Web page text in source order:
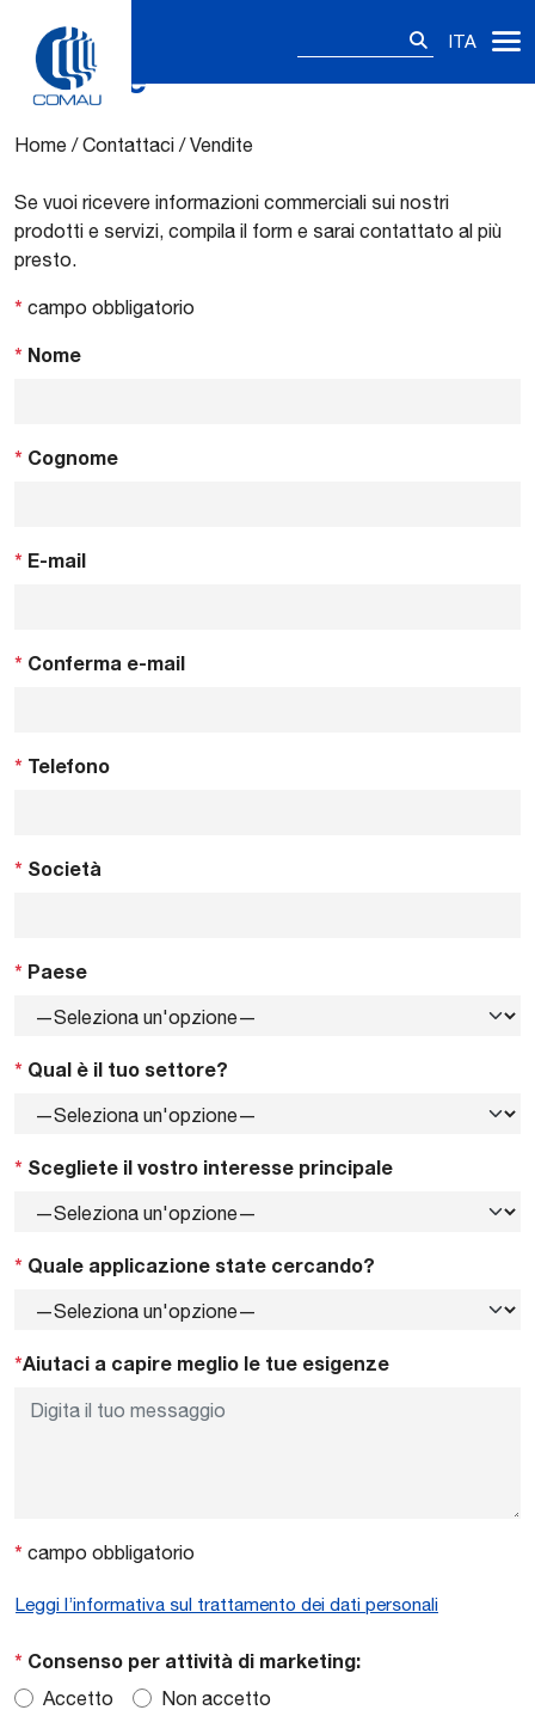
ITA
Vendite
Home /Contattaci /Vendite
Se vuoi ricevere informazioni commerciali sui nostri
prodotti e servizi, compila il form e sarai contattato al più
presto.
* campo obbligatorio
* Nome
* Cognome
* E-mail
* Conferma e-mail
* Telefono
* Società
* Paese
* Qual è il tuo settore?
* Scegliete il vostro interesse principale
* Quale applicazione state cercando?
*Aiutaci a capire meglio le tue esigenze
* campo obbligatorio
Leggi l’informativa sul trattamento dei dati personali
* Consenso per attività di marketing:
Accetto Non accetto